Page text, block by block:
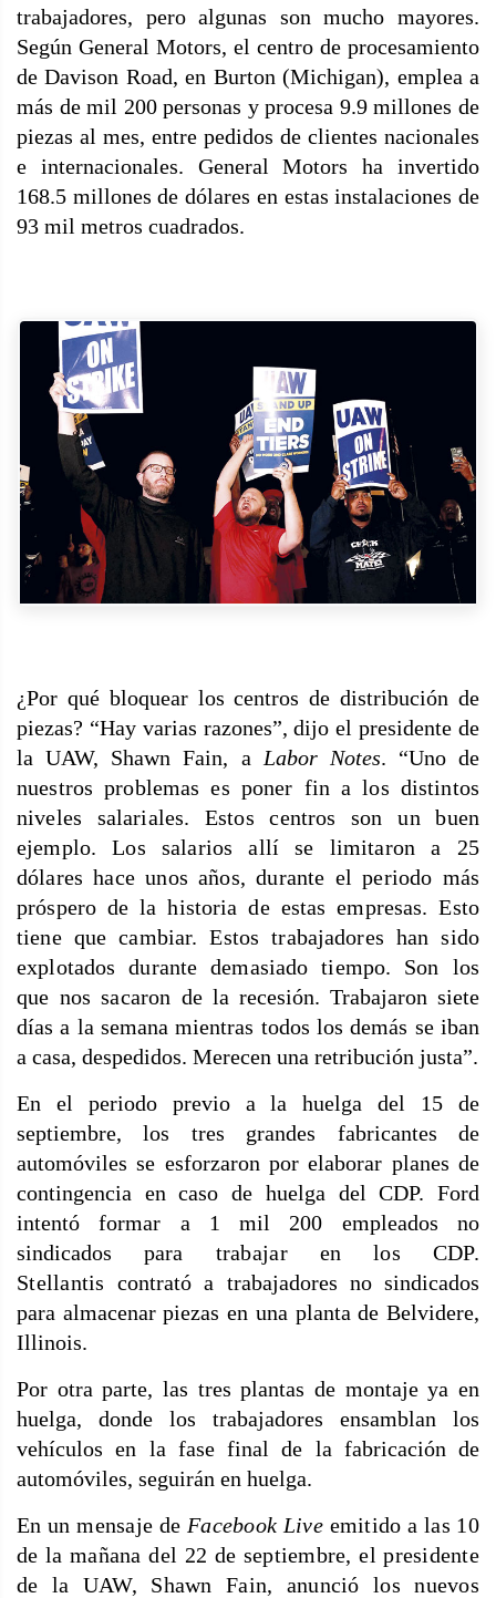
trabajadores, pero algunas son mucho mayores.
Según General Motors, el centro de procesamiento
de Davison Road, en Burton (Michigan), emplea a
más de mil 200 personas y procesa 9.9 millones de
piezas al mes, entre pedidos de clientes nacionales
e internacionales. General Motors ha invertido
168.5 millones de dólares en estas instalaciones de
93 mil metros cuadrados.
¿Por qué bloquear los centros de distribución de
piezas? “Hay varias razones”, dijo el presidente de
la UAW, Shawn Fain, a Labor Notes. “Uno de
nuestros problemas es poner fin a los distintos
niveles salariales. Estos centros son un buen
ejemplo. Los salarios allí se limitaron a 25
dólares hace unos años, durante el periodo más
próspero de la historia de estas empresas. Esto
tiene que cambiar. Estos trabajadores han sido
explotados durante demasiado tiempo. Son los
que nos sacaron de la recesión. Trabajaron siete
días a la semana mientras todos los demás se iban
a casa, despedidos. Merecen una retribución justa”.
En el periodo previo a la huelga del 15 de
septiembre, los tres grandes fabricantes de
automóviles se esforzaron por elaborar planes de
contingencia en caso de huelga del CDP. Ford
intentó formar a 1 mil 200 empleados no
sindicados para trabajar en los CDP.
Stellantiscontrató a trabajadores no sindicados
para almacenar piezas en una planta de Belvidere,
Illinois.
Por otra parte, las tres plantas de montaje ya en
huelga, donde los trabajadores ensamblan los
vehículos en la fase final de la fabricación de
automóviles, seguirán en huelga.
En un mensaje de Facebook Liveemitido a las 10
de la mañana del 22 de septiembre, el presidente
de la UAW, Shawn Fain, anunció los nuevos